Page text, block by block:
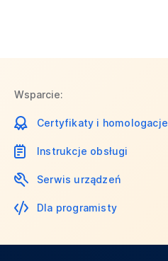
Wsparcie:
Certyfikaty i homologacje
Instrukcje obsługi
Serwis urządzeń
Dla programisty